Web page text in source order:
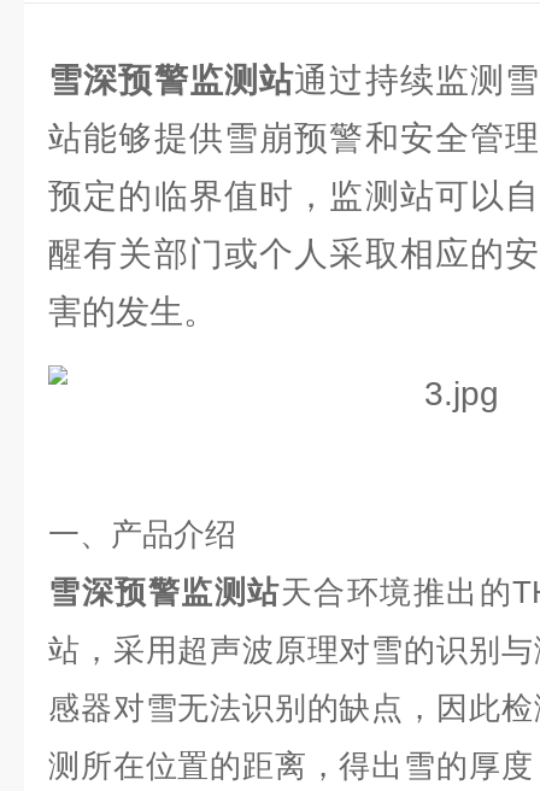
雪深预警监测站通过持续监测
站能够提供雪崩预警和安全管
预定的临界值时，监测站可以
醒有关部门或个人采取相应的
害的发生。
一、产品介绍
雪深预警监测站天合环境推出 的
站，采用超声波原理对雪的识别
感器对雪无法识别的缺点，因此
测所在位置的距离，得出雪的厚